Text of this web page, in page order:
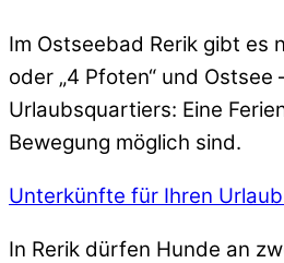
Im Ostseebad Rerik gibt
oder „4 Pfoten“ und
Urlaubsquartiers: Eine
Bewegung möglich sind.
Unterkünfte für Ihren
In Rerik dürfen Hunde an